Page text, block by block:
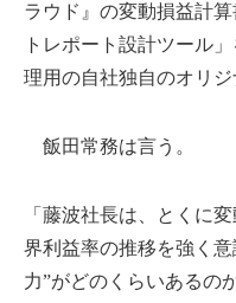
ラウド』の変動損益計
トレポート設計ツール
理用の自社独自のオリジ
飯田常務は言う。
「藤波社長は、とくに
界利益率の推移を強く
力”がどのくらいあるの